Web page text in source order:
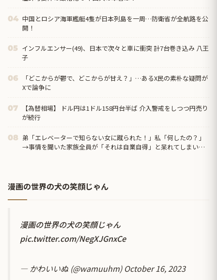
04 中国とロシア海軍艦艇4隻が日本列島を一周…防衛省が全航路を公
開！
05 インフルエンサー(49)、日本で次々と車に衝突 計7台巻き込み 八王
子
06
「どこからが鬱で、どこからが甘え？」…あるX民の素朴な疑問が
Xで論争に
07
【為替相場】 ドル円は1ドル158円台半ば 介入警戒をしつつ円売り
が続行
08 弟「エレベーターで知らない女に蹴られた！」私「何したの？」
→事情を聞いた家族全員が「それは自業自得」と呆れてしまい…
漫画の世界の犬の笑顔じゃん
漫画の世界の犬の笑顔じゃん
pic.twitter.com/NegXJGnxCe
— かわいいぬ (@wamuuhm) October 16, 2023